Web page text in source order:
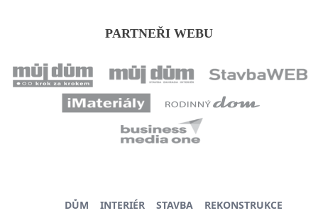
PARTNEŘI WEBU
DŮM INTERIÉR STAVBA
REKONSTRUKCE